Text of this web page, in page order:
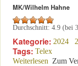
MK/Wilhelm Hahne
Durchschnitt: 4.9 (bei
Kategorie: 2024
Tags: Telex
Weiterlesen über
Zum